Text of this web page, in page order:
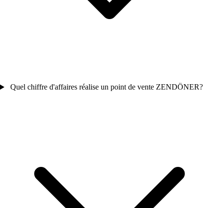
Quel chiffre d'affaires réalise un point de vente ZENDÖNER?